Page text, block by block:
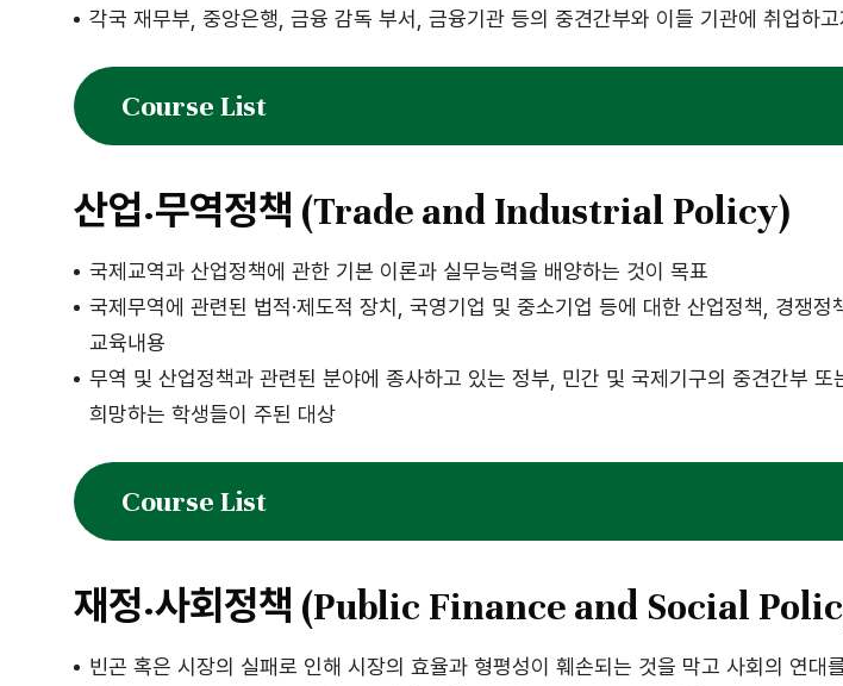
각국 재무부, 중앙은행, 금융 감독 부서, 금융기관 등의 중견간부와 이들 기관에 취업하
Course List
산업·무역정책 (Trade and Industrial Policy)
국제교역과 산업정책에 관한 기본 이론과 실무능력을 배양하는 것이 목표
국제무역에 관련된 법적·제도적 장치, 국영기업 및 중소기업 등에 대한 산업정책, 경쟁
교육내용
무역 및 산업정책과 관련된 분야에 종사하고 있는 정부, 민간 및 국제기구의 중견간부
희망하는 학생들이 주된 대상
Course List
재정·사회정책 (Public Finance and Social
빈곤 혹은 시장의 실패로 인해 시장의 효율과 형평성이 훼손되는 것을 막고 사회의 연대